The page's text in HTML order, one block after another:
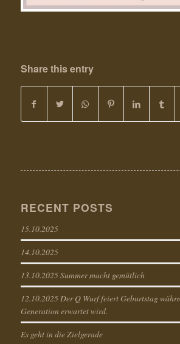
Share this entry
RECENT POSTS
15.10.2025
14.10.2025
13.10.2025 Summer macht gemütlich
12.10.2025 Der Q Wurf feiert Geburtstag
Generation erwartet wird.
Es geht in die Zielgerade